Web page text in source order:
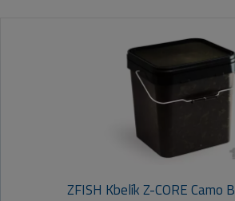
ZFISH Kbelík Z-CORE Camo